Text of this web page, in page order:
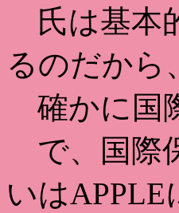
氏は基本
るのだから、
確かに国
で、国際
いは